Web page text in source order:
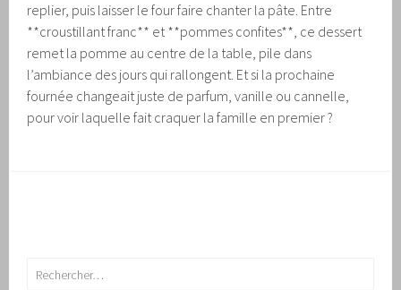
replier, puis laisser le four faire chanter la pâte. Entre
**croustillant franc** et **pommes confites**, ce dessert
remet la pomme au centre de la table, pile dans
l’ambiance des jours qui rallongent. Et si la prochaine
fournée changeait juste de parfum, vanille ou cannelle,
pour voir laquelle fait craquer la famille en premier ?
Rechercher :